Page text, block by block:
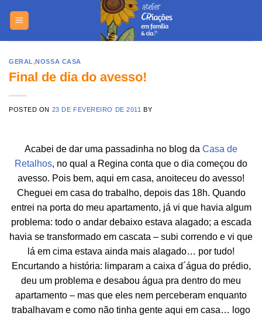
GERAL,NOSSA CASA
Final de dia do avesso!
POSTED ON 23 DE FEVEREIRO DE 2011 BY
Acabei de dar uma passadinha no blog da Casa de
Retalhos, no qual a Regina conta que o dia começou do
avesso. Pois bem, aqui em casa, anoiteceu do avesso!
Cheguei em casa do trabalho, depois das 18h. Quando
entrei na porta do meu apartamento, já vi que havia algum
problema: todo o andar debaixo estava alagado; a escada
havia se transformado em cascata – subi correndo e vi que
lá em cima estava ainda mais alagado… por tudo!
Encurtando a história: limparam a caixa d´água do prédio,
deu um problema e desabou água pra dentro do meu
apartamento – mas que eles nem perceberam enquanto
trabalhavam e como não tinha gente aqui em casa… logo